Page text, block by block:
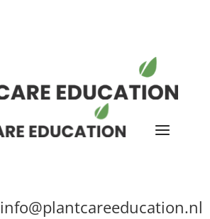
info@plantcareeducation.nl